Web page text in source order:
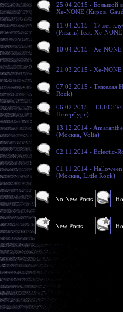
25.04.2015 - Большой
Xe-NONE (Киров,
11.04.2015 - 17 лет
(Рязань) feat. Xe-NONE
10.04.2015 - Xe-
21.03.2015 - Xe-
07.02.2015 - Тяжёлая
Rock)
06.02.2015 -
Петербург)
13.12.2014 -
(Москва, Volta)
02.11.2014 - Eclectic-
01.11.2014 -
(Москва, Little Rock)
No New Posts
New Posts